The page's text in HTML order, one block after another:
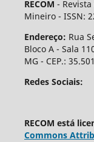
RECOM -
Mineiro - ISSN:
Endereço: Rua
Bloco A - Sala
MG - CEP.:
Redes Sociais:
RECOM está
Commons